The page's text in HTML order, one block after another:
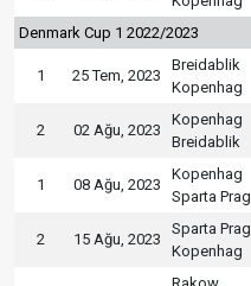
Denmark Cup 1 2022/2023
1 25 Tem, 2023
Breidablik
Kopenhag
2 02 Ağu, 2023
Kopenhag
Breidablik
1 08 Ağu, 2023
Kopenhag
Sparta Prag
2 15 Ağu, 2023
Sparta Prag
Kopenhag